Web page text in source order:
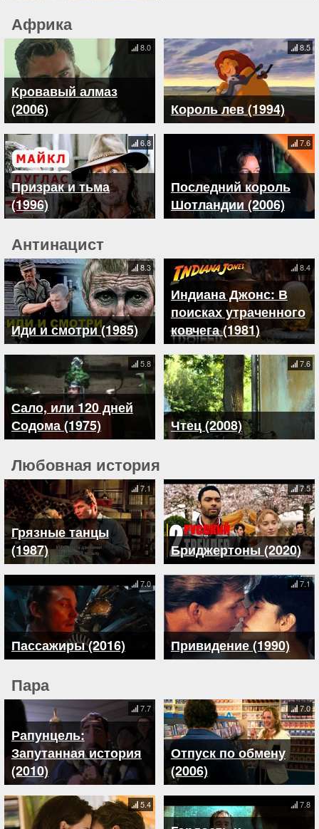
Африка
Кровавый алмаз
(2006)
8.0
Король лев (1994)
8.5
Призрак и тьма
(1996)
6.8
Последний король
Шотландии (2006)
7.6
Антинацист
Иди и смотри (1985)
8.3
Индиана Джонс: В
поисках утраченного
ковчега (1981)
8.4
Сало, или 120 дней
Содома (1975)
5.8
Чтец (2008)
7.6
Любовная история
Грязные танцы
(1987)
7.1
Бриджертоны (2020)
7.5
Пассажиры (2016)
7.0
Привидение (1990)
7.1
Пара
Рапунцель:
Запутанная история
(2010)
7.7
Отпуск по обмену
(2006)
7.0
5.4 7.8